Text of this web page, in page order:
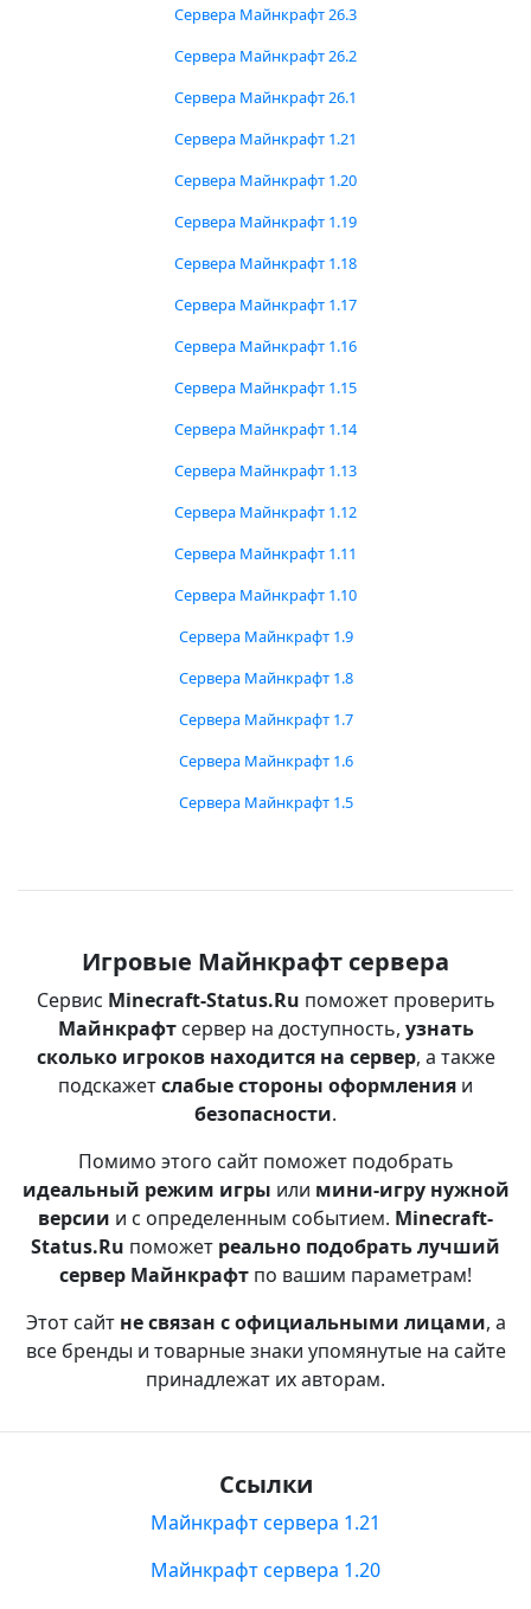
Сервера Майнкрафт 26.3
Сервера Майнкрафт 26.2
Сервера Майнкрафт 26.1
Сервера Майнкрафт 1.21
Сервера Майнкрафт 1.20
Сервера Майнкрафт 1.19
Сервера Майнкрафт 1.18
Сервера Майнкрафт 1.17
Сервера Майнкрафт 1.16
Сервера Майнкрафт 1.15
Сервера Майнкрафт 1.14
Сервера Майнкрафт 1.13
Сервера Майнкрафт 1.12
Сервера Майнкрафт 1.11
Сервера Майнкрафт 1.10
Сервера Майнкрафт 1.9
Сервера Майнкрафт 1.8
Сервера Майнкрафт 1.7
Сервера Майнкрафт 1.6
Сервера Майнкрафт 1.5
Игровые Майнкрафт сервера
Сервис Minecraft-Status.Ru поможет проверить
Майнкрафтсервер на доступность, узнать
сколько игроков находится на сервер, а также
подскажетслабые стороны оформления и
безопасности.
Помимо этого сайт поможет подобрать
идеальный режим игры или мини-игру нужной
версии и с определенным событием. Minecraft-
Status.Ru поможет реально подобрать лучший
сервер Майнкрафт по вашим параметрам!
Этот сайт не связан с официальными лицами, а
все бренды и товарные знаки упомянутые на сайте
принадлежат их авторам.
Ссылки
Майнкрафт сервера 1.21
Майнкрафт сервера 1.20